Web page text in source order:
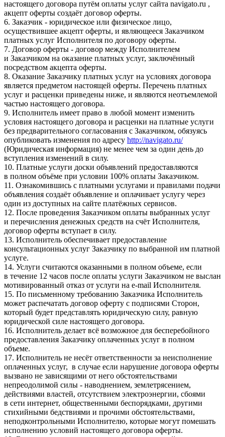
настоящего договора путём оплаты услуг сайта navigato.ru ,
акцепт оферты создаёт договор оферты.
6. Заказчик - юридическое или физическое лицо,
осуществившее акцепт оферты, и являющееся Заказчиком
платных услуг Исполнителя по договору оферты.
7. Договор оферты - договор между Исполнителем
и Заказчиком на оказание платных услуг, заключённый
посредством акцепта оферты.
8. Оказание Заказчику платных услуг на условиях договора
является предметом настоящей оферты. Перечень платных
услуг и расценки приведены ниже, и являются неотъемлемой
частью настоящего договора.
9. Исполнитель имеет право в любой момент изменить
условия настоящего договора и расценки на платные услуги
без предварительного согласования с Заказчиком, обязуясь
опубликовать изменения по адресу http://navigato.ru/
(Юридическая информация) не менее чем за один день до
вступления изменений в силу.
10. Платные услуги доски объявлений предоставляются
в полном объёме при условии 100% оплаты Заказчиком.
11. Ознакомившись с платными услугами и правилами подачи
объявления создаёт объявление и оплачивает услугу через
один из доступных на сайте платёжных сервисов.
12. После проведения Заказчиком оплаты выбранных услуг
и перечисления денежных средств на счёт Исполнителя,
договор оферты вступает в силу.
13. Исполнитель обеспечивает предоставление
консультационных услуг Заказчику по выбранной им платной
услуге.
14. Услуги считаются оказанными в полном объеме, если
в течение 12 часов после оплаты услуги Заказчиком не выслан
мотивированный отказ от услуги на e-mail Исполнителя.
15. По письменному требованию Заказчика Исполнитель
может распечатать договор оферту с подписями Сторон,
который будет представлять юридическую силу, равную
юридической силе настоящего договора.
16. Исполнитель делает всё возможное для бесперебойного
предоставления Заказчику оплаченных услуг в полном
объеме.
17. Исполнитель не несёт ответственности за неисполнение
оплаченных услуг, в случае если нарушение договора оферты
вызвано не зависящими от него обстоятельствами
непреодолимой силы - наводнением, землетрясением,
действиями властей, отсутствием электроэнергии, сбоями
в сети интернет, общественными беспорядками, другими
стихийными бедствиями и прочими обстоятельствами,
неподконтрольными Исполнителю, которые могут помешать
исполнению условий настоящего договора оферты.